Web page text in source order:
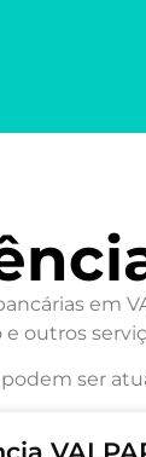
em
e outros
ser